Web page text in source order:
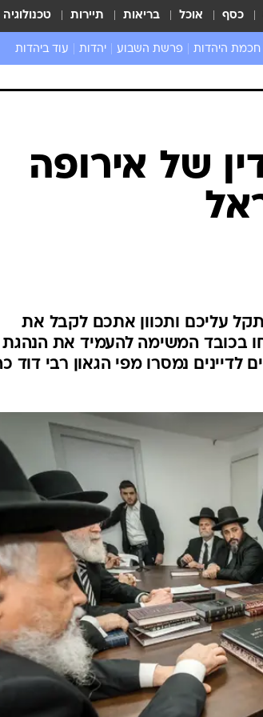
כסף אוכל בריאות תיירות טכנולוגיה
חכמת היהדות פרשת השבוע יהדות עוד ביהדות
של אירופה
עליכם ותכוון אתכם לקבל את
בכובד המשימה להעמיד את הנהגת
נמסרו מפי הגאון רבי דוד